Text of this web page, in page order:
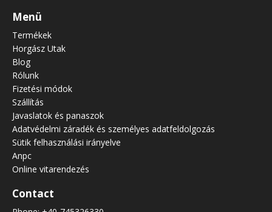
Menü
Termékek
Horgász Utak
Blog
Rólunk
Fizetési módok
Szállítás
Javaslatok és panaszok
Adatvédelmi záradék és személyes adatfeldolgozás
Sütik felhasználási irányelve
Anpc
Online vitarendezés
Contact